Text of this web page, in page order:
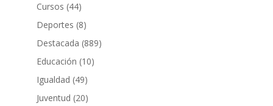
Cursos (44)
Deportes (8)
Destacada (889)
Educación (10)
Igualdad (49)
Juventud (20)